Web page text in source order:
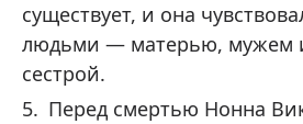
существует, и она
людьми — матерью, мужем
сестрой.
Перед смертью Нонна